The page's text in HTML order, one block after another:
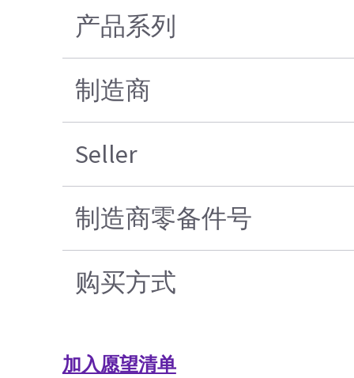
产品系列
制造商
Seller
制造商零备件号
购买方式
加入愿望清单